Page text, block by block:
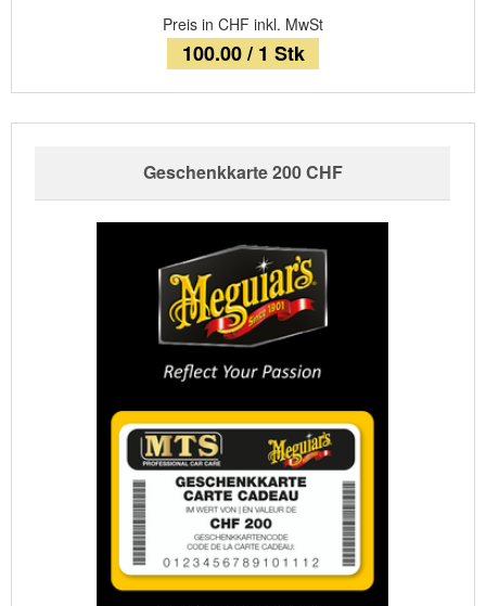
Preis in CHF inkl. MwSt
100.00 / 1 Stk
Geschenkkarte 200 CHF